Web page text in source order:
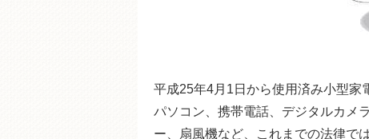
平成25年4月1日から使用済み小型家
パソコン、携帯電話、デジタルカメ
ー、扇風機など、これまでの法律で